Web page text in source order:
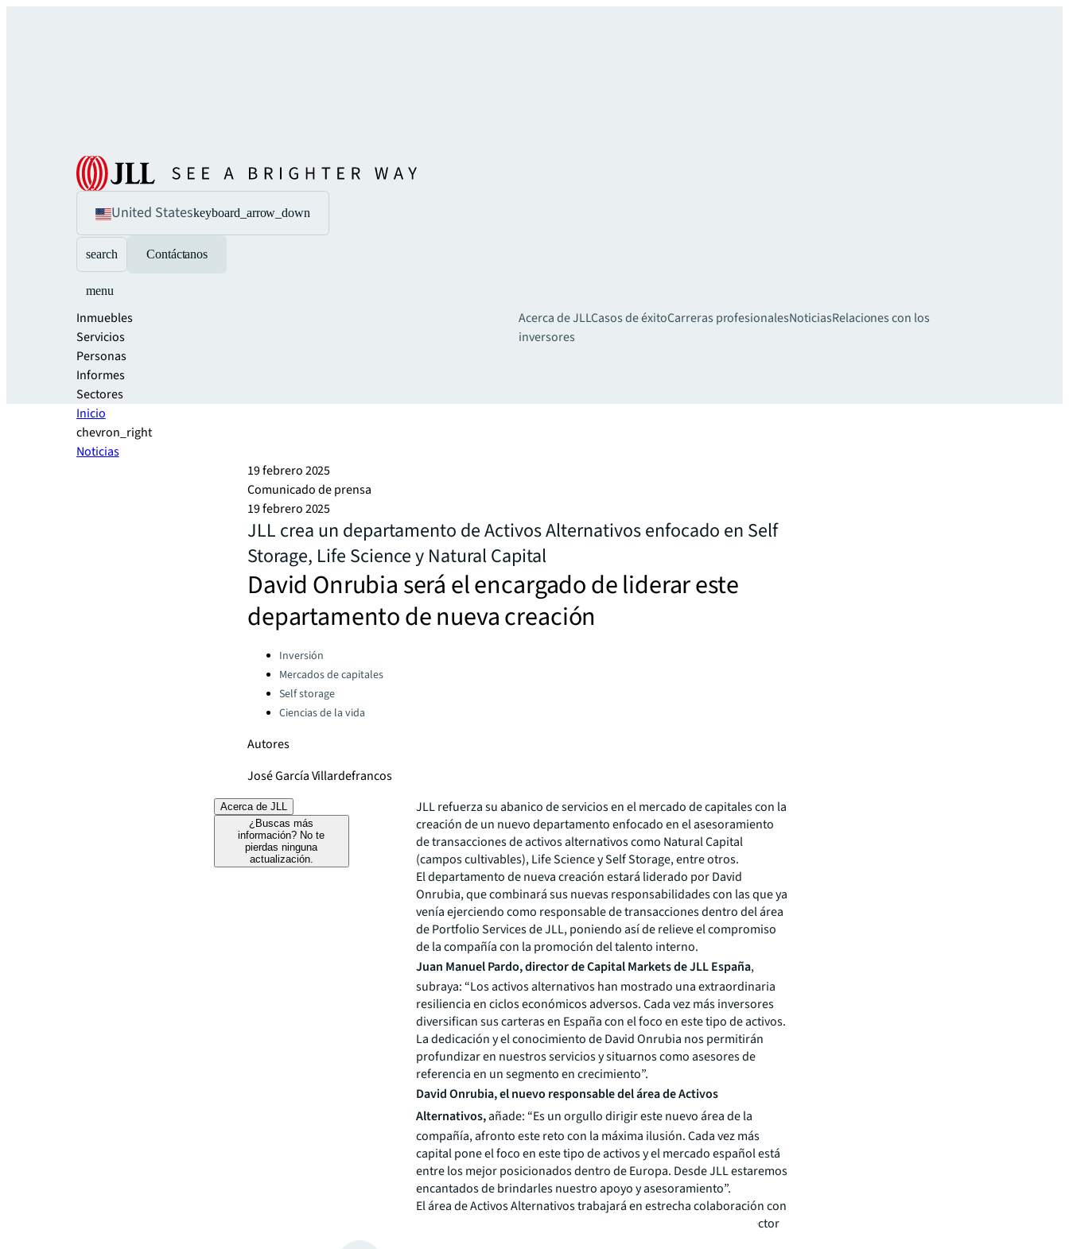
United Stateskeyboard_arrow_down
search Contáctanos
menu
Inmuebles
Servicios
Personas
Informes
Sectores
Acerca de JLLCasos de éxitoCarreras profesionalesNoticiasRelaciones con los
inversores
Inicio
chevron_right
Noticias
19 febrero 2025
Comunicado de prensa
19 febrero 2025
JLL crea un departamento de Activos Alternativos enfocado en Self
Storage, Life Science y Natural Capital
David Onrubia será el encargado de liderar este
departamento de nueva creación
Categories:
Inversión
Mercados de capitales
Self storage
Ciencias de la vida
Autores
José García Villardefrancos
Acerca de JLL
¿Buscas más
información? No te
pierdas ninguna
actualización.
JLL refuerza su abanico de servicios en el mercado de capitales con la
creación de un nuevo departamento enfocado en el asesoramiento
de transacciones de activos alternativos como Natural Capital
(campos cultivables), Life Science y Self Storage, entre otros.
El departamento de nueva creación estará liderado por David
Onrubia, que combinará sus nuevas responsabilidades con las que ya
venía ejerciendo como responsable de transacciones dentro del área
de Portfolio Services de JLL, poniendo así de relieve el compromiso
de la compañía con la promoción del talento interno.
Juan Manuel Pardo, director de Capital Markets de JLL España,
subraya: “Los activos alternativos han mostrado una extraordinaria
resiliencia en ciclos económicos adversos. Cada vez más inversores
diversifican sus carteras en España con el foco en este tipo de activos.
La dedicación y el conocimiento de David Onrubia nos permitirán
profundizar en nuestros servicios y situarnos como asesores de
referencia en un segmento en crecimiento”.
David Onrubia, el nuevo responsable del área de Activos
Alternativos,añade: “Es un orgullo dirigir este nuevo área de la
compañía, afronto este reto con la máxima ilusión. Cada vez más
capital pone el foco en este tipo de activos y el mercado español está
entre los mejor posicionados dentro de Europa. Desde JLL estaremos
encantados de brindarles nuestro apoyo y asesoramiento”.
El área de Activos Alternativos trabajará en estrecha colaboración con
el departamento de Data Centers que dirige Alberto Martull, director